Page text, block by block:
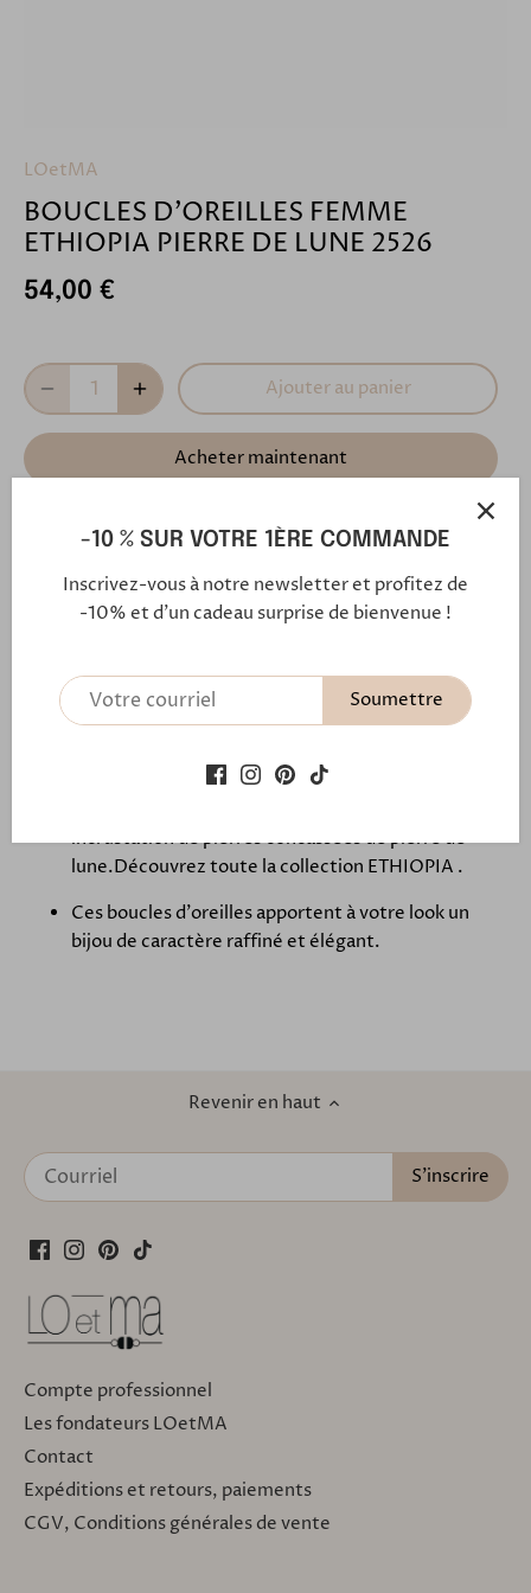
LOetMA
BOUCLES D'OREILLES FEMME
ETHIOPIA PIERRE DE LUNE 2526
54,00 €
Ajouter au panier
Acheter maintenant
Description
ETHIOPIA sont faites entièrement à la main dans
notre atelier en Provence.
comportent une pièce en acier inoxydable doré de
incrustation de pierres concassées de pierre de
lune.Découvrez toute la collection ETHIOPIA .
Ces boucles d'oreilles apportent à votre look un
bijou de caractère raffiné et élégant.
Revenir en haut
Compte professionnel
Les fondateurs LOetMA
Contact
Expéditions et retours, paiements
CGV, Conditions générales de vente
-10 % SUR VOTRE 1ÈRE COMMANDE
Inscrivez-vous à notre newsletter et profitez de
-10% et d'un cadeau surprise de bienvenue !
Soumettre